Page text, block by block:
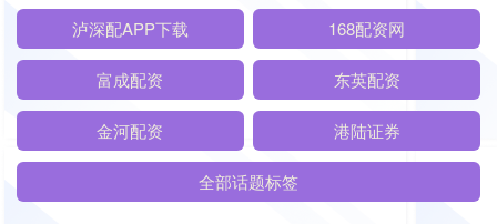
泸深配APP下载 168配资网
富成配资 东英配资
金河配资 港陆证券
全部话题标签